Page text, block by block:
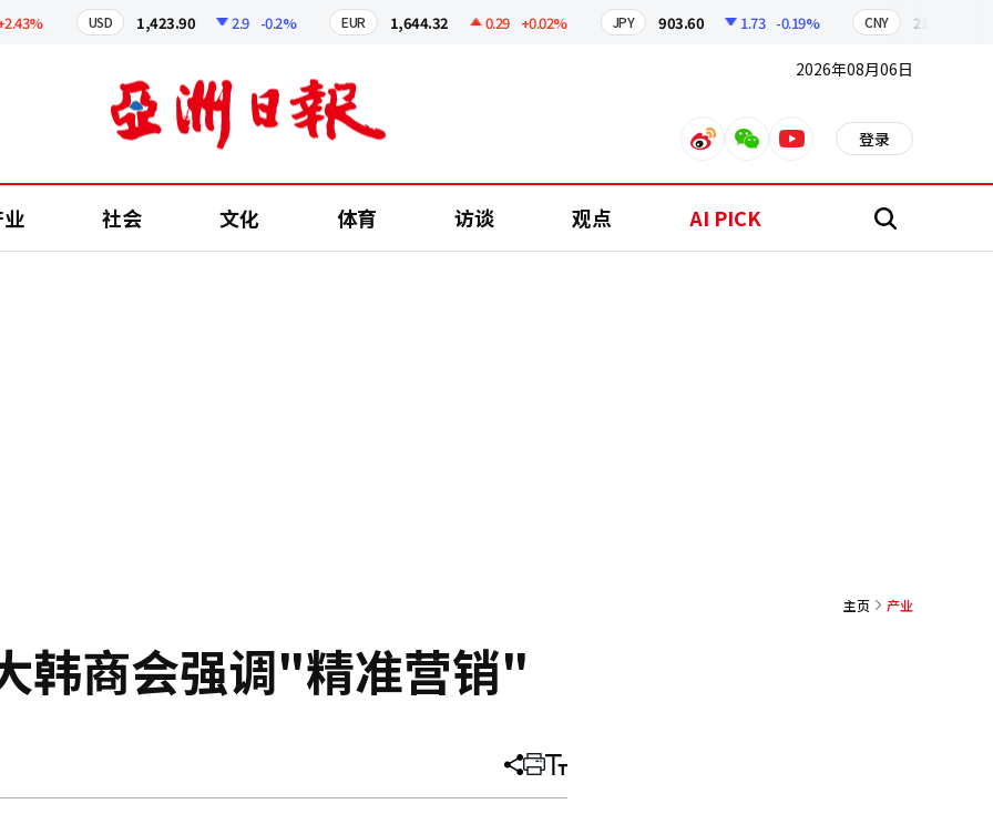
USD 1,423.90 2.9 -0.2% EUR 1,644.32 0.29 +0.02% JPY 903.60 1.73 -0.19% CNY 211.00
2026年08月06日
weiboweixinyoutube 登录
社会 文化 体育 访谈 观点 AI PICK 搜
主页 产业
韩商会强调"精准营销"
分
文
打 调
大